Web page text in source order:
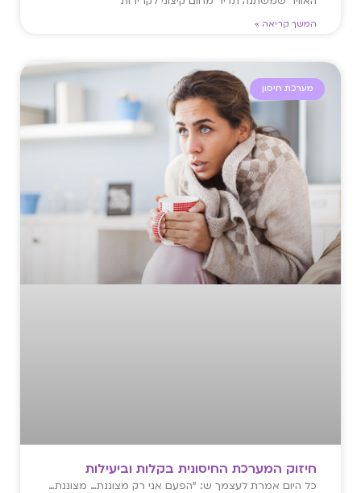
המשך קריאה »
מערכת חיסון
חיזוק המערכת החיסונית בקלות וביעילות
כל היום אמרת לעצמך ש: "הפעם אני רק מצוננת… מצוננת…